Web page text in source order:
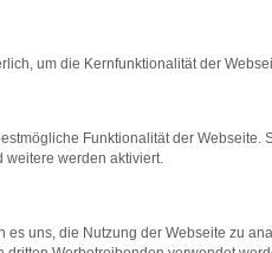
suchen, empfehlen wir
auf dem Weg zu
im Autohaus Daub
wenn keinerlei
um die Kernfunktionalität der
Funktionalität der Webseite.
weitere werden aktiviert.
es uns, die Nutzung der Webseite zu